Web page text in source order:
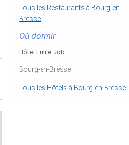
Tous les Restaurants à Bourg-en-
Bresse
Où dormir
Hôtel Emile Job
Bourg-en-Bresse
Tous les Hôtels à Bourg-en-Bresse